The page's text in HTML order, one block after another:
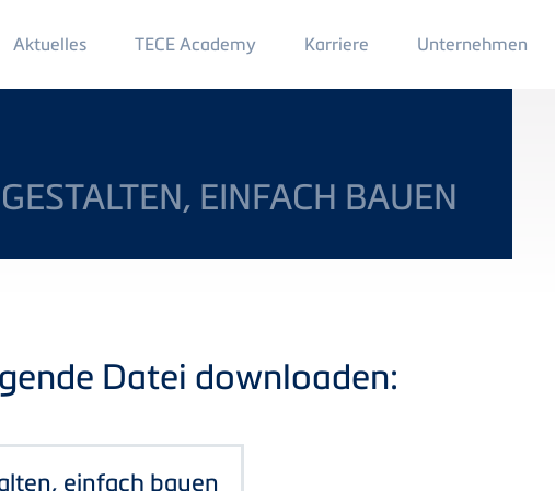
Aktuelles TECE Academy Main
Menu
2
Karriere Unternehmen
EINFACH BAUEN
Datei downloaden:
einfach bauen